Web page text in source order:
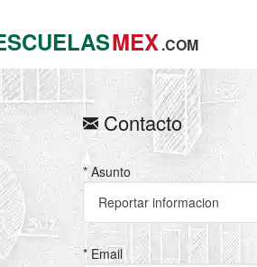
MEX.COM
Contacto
* Asunto
* Email